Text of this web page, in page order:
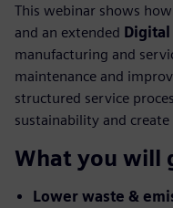
This webinar shows how
and an extended Digital
manufacturing and
maintenance and
structured service
sustainability and create
What you will
Lower waste &